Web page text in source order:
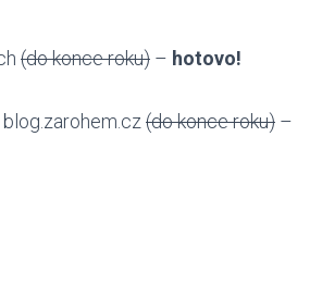
(do konce roku) – hotovo!
(do konce roku) –